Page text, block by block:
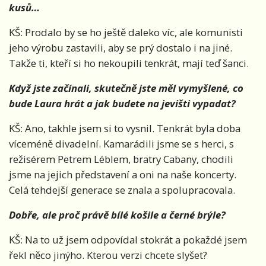
kusů…
KŠ: Prodalo by se ho ještě daleko víc, ale komunisti
jeho výrobu zastavili, aby se prý dostalo i na jiné.
Takže ti, kteří si ho nekoupili tenkrát, mají teď šanci.
Když jste začínali, skutečně jste měl vymyšlené, co
bude Laura hrát a jak budete na jevišti vypadat?
KŠ: Ano, takhle jsem si to vysnil. Tenkrát byla doba
víceméně divadelní. Kamarádili jsme se s herci, s
režisérem Petrem Léblem, bratry Cabany, chodili
jsme na jejich představení a oni na naše koncerty.
Celá tehdejší generace se znala a spolupracovala.
Dobře, ale proč právě bílé košile a černé brýle?
KŠ: Na to už jsem odpovídal stokrát a pokaždé jsem
řekl něco jinýho. Kterou verzi chcete slyšet?